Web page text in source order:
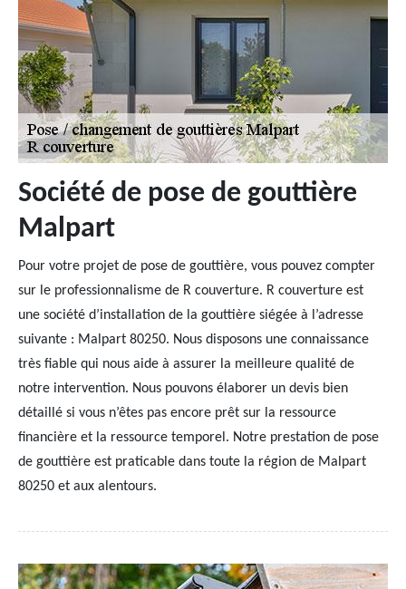
Société de pose de gouttière
Malpart
Pour votre projet de pose de gouttière, vous pouvez compter
sur le professionnalisme de R couverture. R couverture est
une société d’installation de la gouttière siégée à l’adresse
suivante : Malpart 80250. Nous disposons une connaissance
très fiable qui nous aide à assurer la meilleure qualité de
notre intervention. Nous pouvons élaborer un devis bien
détaillé si vous n’êtes pas encore prêt sur la ressource
financière et la ressource temporel. Notre prestation de pose
de gouttière est praticable dans toute la région de Malpart
80250 et aux alentours.